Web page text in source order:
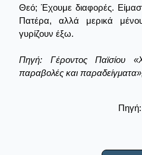
Θεό; Έχουμε διαφορές.
Πατέρα, αλλά μερικά
γυρίζουν έξω.
Πηγή: Γέροντος Παϊσίου
παραβολές και
Πηγή: